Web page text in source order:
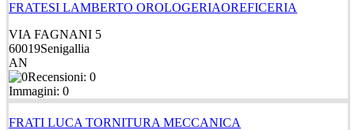
FRATESI LAMBERTO OROLOGERIAOREFICERIA
VIA FAGNANI 5
60019Senigallia
AN
Recensioni: 0
Immagini: 0
FRATI LUCA TORNITURA MECCANICA